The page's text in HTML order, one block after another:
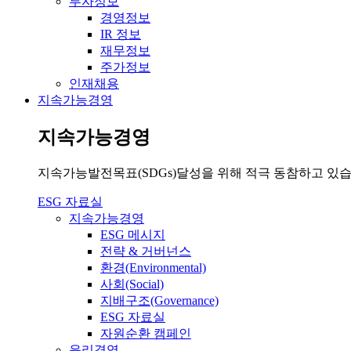
경영정보
IR 정보
재무정보
주가정보
인재채용
지속가능경영
지속가능경영
지속가능발전목표(SDGs)달성을 위해 적극 동참하고 있
ESG 자료실
지속가능경영
ESG 메시지
전략 & 거버넌스
환경(Environmental)
사회(Social)
지배구조(Governance)
ESG 자료실
자원순환 캠페인